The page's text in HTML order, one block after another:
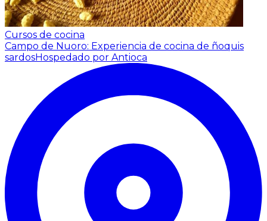
Cursos de cocina
Campo de Nuoro: Experiencia de cocina de ñoquis
sardosHospedado por Antioca